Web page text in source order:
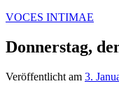
Zum
springen
VOCES INTIMAE
Donnerstag,
Veröffentlicht am 3.